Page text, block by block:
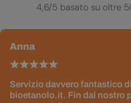
4,6/5 basato su oltre
Anna
Servizio davvero fantastico
bioetanolo.it. Fin dal nostro